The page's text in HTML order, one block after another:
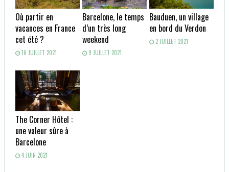
Où partir en
vacances en France
cet été ?
16 JUILLET 2021
Barcelone, le temps
d’un très long
weekend
9 JUILLET 2021
Bauduen, un village
en bord du Verdon
2 JUILLET 2021
The Corner Hôtel :
une valeur sûre à
Barcelone
4 JUIN 2021